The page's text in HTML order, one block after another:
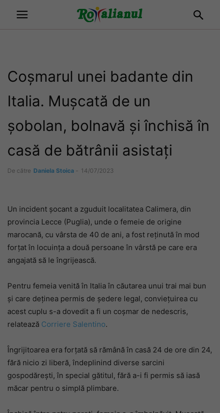
Coșmarul unei badante din
Italia. Mușcată de un
șobolan, bolnavă și închisă în
casă de bătrânii asistați
De către Daniela Stoica - 14/07/2023
Un incident șocant a zguduit localitatea Calimera, din
provincia Lecce (Puglia), unde o femeie de origine
marocană, cu vârsta de 40 de ani, a fost reținută în mod
forțat în locuința a două persoane în vârstă pe care era
angajată să le îngrijească.
Pentru femeia venită în Italia în căutarea unui trai mai bun
și care deținea permis de ședere legal, conviețuirea cu
acest cuplu s-a dovedit a fi un coșmar de nedescris,
relatează Corriere Salentino.
Îngrijitoarea era forțată să rămână în casă 24 de ore din 24,
fără nicio zi liberă, îndeplinind diverse sarcini
gospodărești, în special gătitul, fără a-i fi permis să iasă
măcar pentru o simplă plimbare.